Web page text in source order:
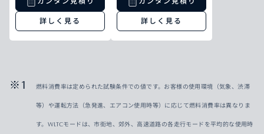
詳しく見る 詳しく見る
燃料消費率は定められた試験条件での値です。お客様の使用環境（気象、渋滞
等）や運転方法（急発進、エアコン使用時等）に応じて燃料消費率は異なりま
す。WLTCモードは、市街地、郊外、高速道路の各走行モードを平均的な使用時